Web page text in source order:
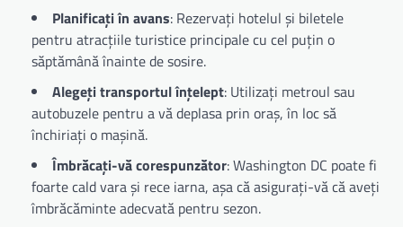
Planificați în avans: Rezervați hotelul și biletele
pentru atracțiile turistice principale cu cel puțin o
săptămână înainte de sosire.
Alegeți transportul înțelept: Utilizați metroul sau
autobuzele pentru a vă deplasa prin oraș, în loc să
închiriați o mașină.
Îmbrăcați-vă corespunzător: Washington DC poate fi
foarte cald vara și rece iarna, așa că asigurați-vă că aveți
îmbrăcăminte adecvată pentru sezon.